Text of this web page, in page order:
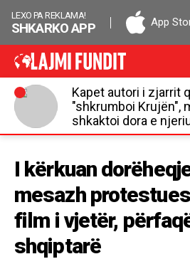
LEXO PA REKLAMA!
SHKARKO APP App
Kapet autori i zjarrit
"shkrumboi Krujën",
shkaktoi dora e
I kërkuan
mesazh
film i vjetër,
shqiptarë